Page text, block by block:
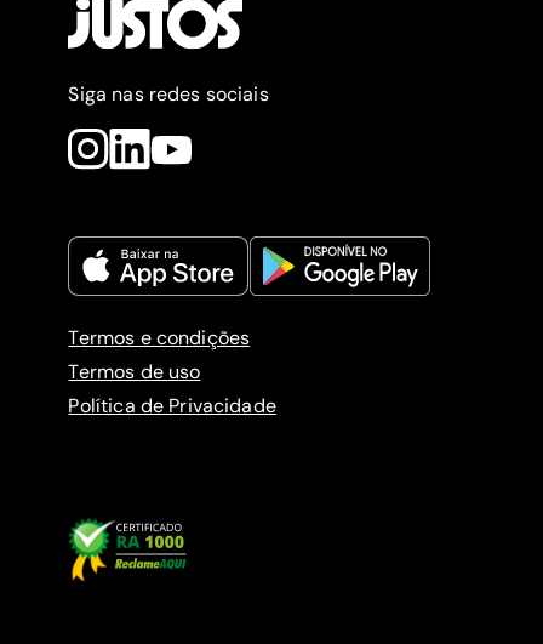
Siga nas redes sociais
Termos e condições
Termos de uso
Política de Privacidade